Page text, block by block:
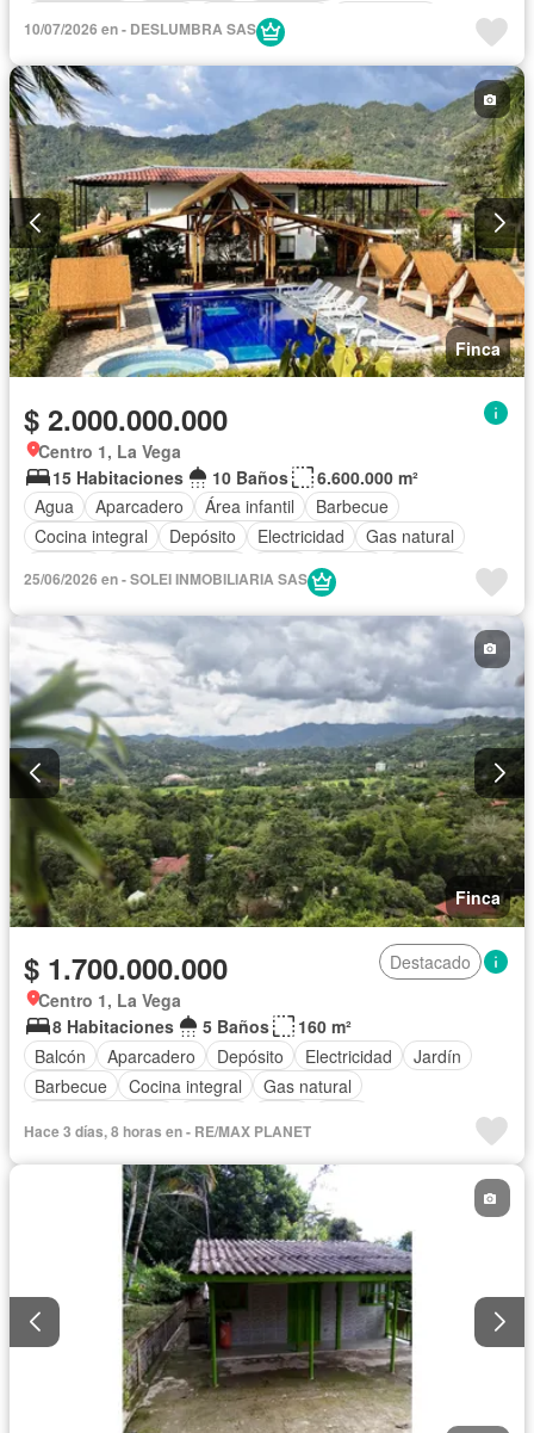
Cocina integral
Jardín
Tanque de agua
Vista panorámica
10/07/2026 en - DESLUMBRA SAS
Finca
$ 2.000.000.000
Centro 1, La Vega
15 Habitaciones
10 Baños
6.600.000 m²
Agua
Aparcadero Área infantil
Barbecue
Cocina integral
Depósito Electricidad
Gas natural
Piscina
Terraza
Vista panorámica
25/06/2026 en - SOLEI INMOBILIARIA SAS
Finca
$ 1.700.000.000
Destacado
Centro 1, La Vega
8 Habitaciones
5 Baños
160 m²
Balcón
Aparcadero Depósito Electricidad
Jardín
Barbecue
Cocina integral
Gas natural
Hace 3 días, 8 horas en - RE/MAX PLANET